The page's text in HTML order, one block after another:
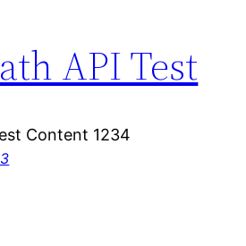
API Test
Content 1234